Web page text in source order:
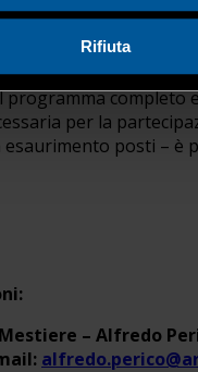
Rifiuta
programma completo
per la
esaurimento posti – è
– Alfredo